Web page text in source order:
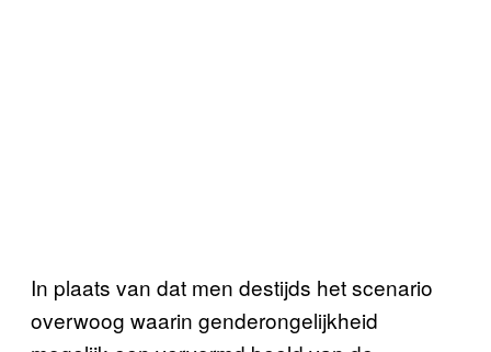
In plaats van dat men destijds het scenario
overwoog waarin genderongelijkheid